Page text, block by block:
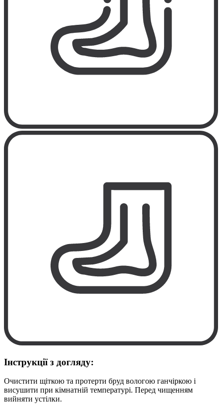
Інструкції з догляду:
Очистити щіткою та протерти бруд вологою ганчіркою і
висушити при кімнатній температурі. Перед чищенням
вийняти устілки.